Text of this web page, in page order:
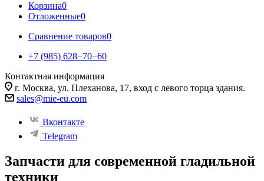
Корзина0
Отложенные0
Сравнение товаров0
+7 (985) 628−70−60
Контактная информация
г. Москва, ул. Плеханова, 17, вход с левого торца здания.
sales@mie-eu.com
Вконтакте
Telegram
Запчасти для современной гладильной
техники